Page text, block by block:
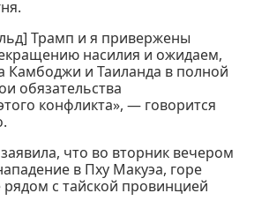
Трамп и я привержены
насилия и ожидаем,
Камбоджи и Таиланда в полной
обязательства
конфликта», — говорится
что во вторник вечером
в Пху Макуэа, горе
с тайской провинцией